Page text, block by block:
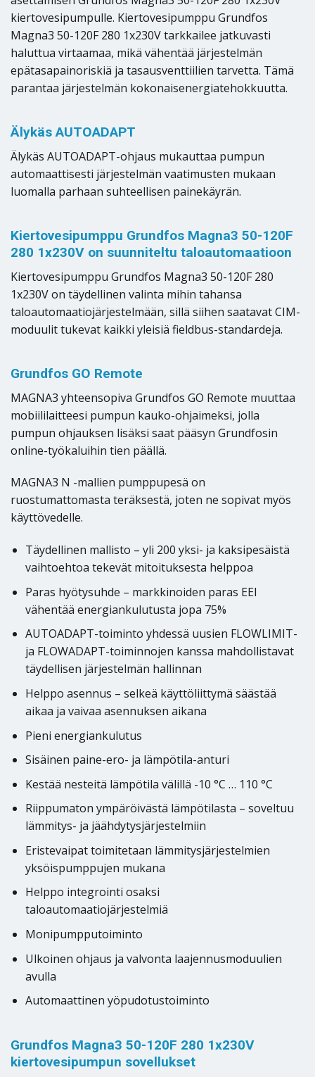
kiertovesipumpulle. Kiertovesipumppu Grundfos
Magna3 50-120F 280 1x230V tarkkailee jatkuvasti
haluttua virtaamaa, mikä vähentää järjestelmän
epätasapainoriskiä ja tasausventtiilien tarvetta. Tämä
parantaa järjestelmän kokonaisenergiatehokkuutta.
Älykäs AUTOADAPT
Älykäs AUTOADAPT-ohjaus mukauttaa pumpun
automaattisesti järjestelmän vaatimusten mukaan
luomalla parhaan suhteellisen painekäyrän.
Kiertovesipumppu Grundfos Magna3 50-120F
280 1x230V on suunniteltu taloautomaatioon
Kiertovesipumppu Grundfos Magna3 50-120F 280
1x230V on täydellinen valinta mihin tahansa
taloautomaatiojärjestelmään, sillä siihen saatavat CIM-
moduulit tukevat kaikki yleisiä fieldbus-standardeja.
Grundfos GO Remote
MAGNA3 yhteensopiva Grundfos GO Remote muuttaa
mobiililaitteesi pumpun kauko-ohjaimeksi, jolla
pumpun ohjauksen lisäksi saat pääsyn Grundfosin
online-työkaluihin tien päällä.
MAGNA3 N -mallien pumppupesä on
ruostumattomasta teräksestä, joten ne sopivat myös
käyttövedelle.
Täydellinen mallisto – yli 200 yksi- ja kaksipesäistä
vaihtoehtoa tekevät mitoituksesta helppoa
Paras hyötysuhde – markkinoiden paras EEI
vähentää energiankulutusta jopa 75%
AUTOADAPT-toiminto yhdessä uusien FLOWLIMIT-
ja FLOWADAPT-toiminnojen kanssa mahdollistavat
täydellisen järjestelmän hallinnan
Helppo asennus – selkeä käyttöliittymä säästää
aikaa ja vaivaa asennuksen aikana
Pieni energiankulutus
Sisäinen paine-ero- ja lämpötila-anturi
Kestää nesteitä lämpötila välillä -10 °C … 110 °C
Riippumaton ympäröivästä lämpötilasta – soveltuu
lämmitys- ja jäähdytysjärjestelmiin
Eristevaipat toimitetaan lämmitysjärjestelmien
yksöispumppujen mukana
Helppo integrointi osaksi
taloautomaatiojärjestelmiä
Monipumpputoiminto
Ulkoinen ohjaus ja valvonta laajennusmoduulien
avulla
Automaattinen yöpudotustoiminto
Grundfos Magna3 50-120F 280 1x230V
kiertovesipumpun sovellukset